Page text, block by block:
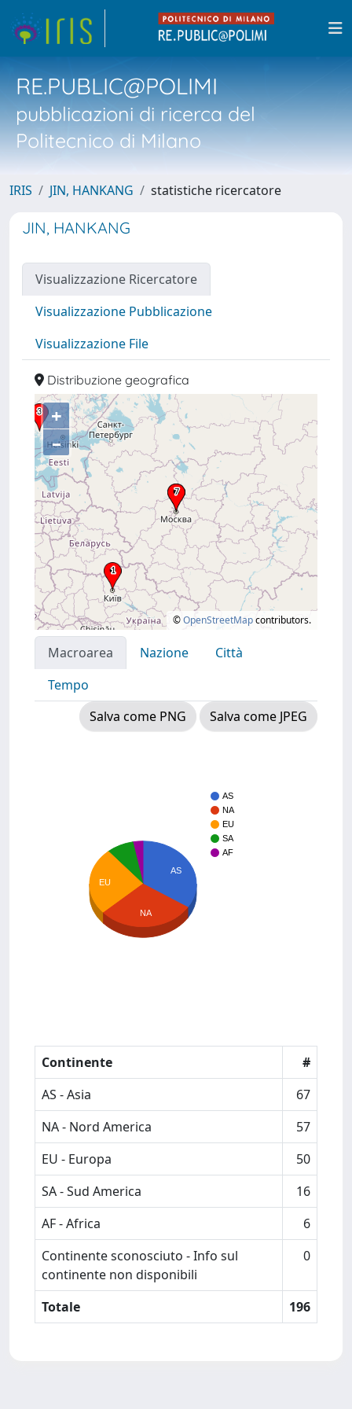
RE.PUBLIC@POLIMI
pubblicazioni di ricerca del
Politecnico di Milano
IRIS JIN, HANKANG statistiche ricercatore
JIN, HANKANG
Visualizzazione Ricercatore
Visualizzazione Pubblicazione
Visualizzazione File
Distribuzione geografica
+
–
©OpenStreetMapcontributors.
Macroarea Nazione
Città
Tempo
Salva come PNG
Salva come JPEG
AS
NA
EU
SA
AF
AS
EU
NA
Continente
#
AS - Asia
67
NA - Nord America
57
EU - Europa
50
SA - Sud America
16
AF - Africa
6
Continente sconosciuto - Info sul
continente non disponibili
0
Totale 196